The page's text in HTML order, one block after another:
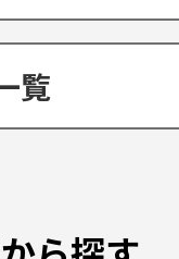
覧